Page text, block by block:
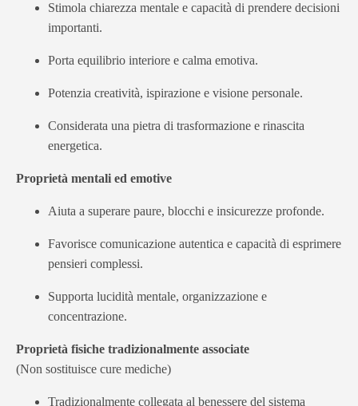
Stimola chiarezza mentale e capacità di prendere decisioni
importanti.
Porta equilibrio interiore e calma emotiva.
Potenzia creatività, ispirazione e visione personale.
Considerata una pietra di trasformazione e rinascita
energetica.
Proprietà mentali ed emotive
Aiuta a superare paure, blocchi e insicurezze profonde.
Favorisce comunicazione autentica e capacità di esprimere
pensieri complessi.
Supporta lucidità mentale, organizzazione e
concentrazione.
Proprietà fisiche tradizionalmente associate
(Non sostituisce cure mediche)
Tradizionalmente collegata al benessere del sistema